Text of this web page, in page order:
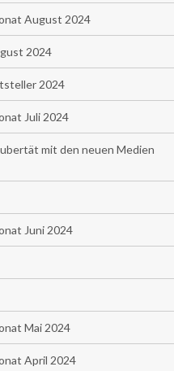
August 2024
2024
2024
Juli 2024
mit den neuen Medien
Juni 2024
Mai 2024
April 2024